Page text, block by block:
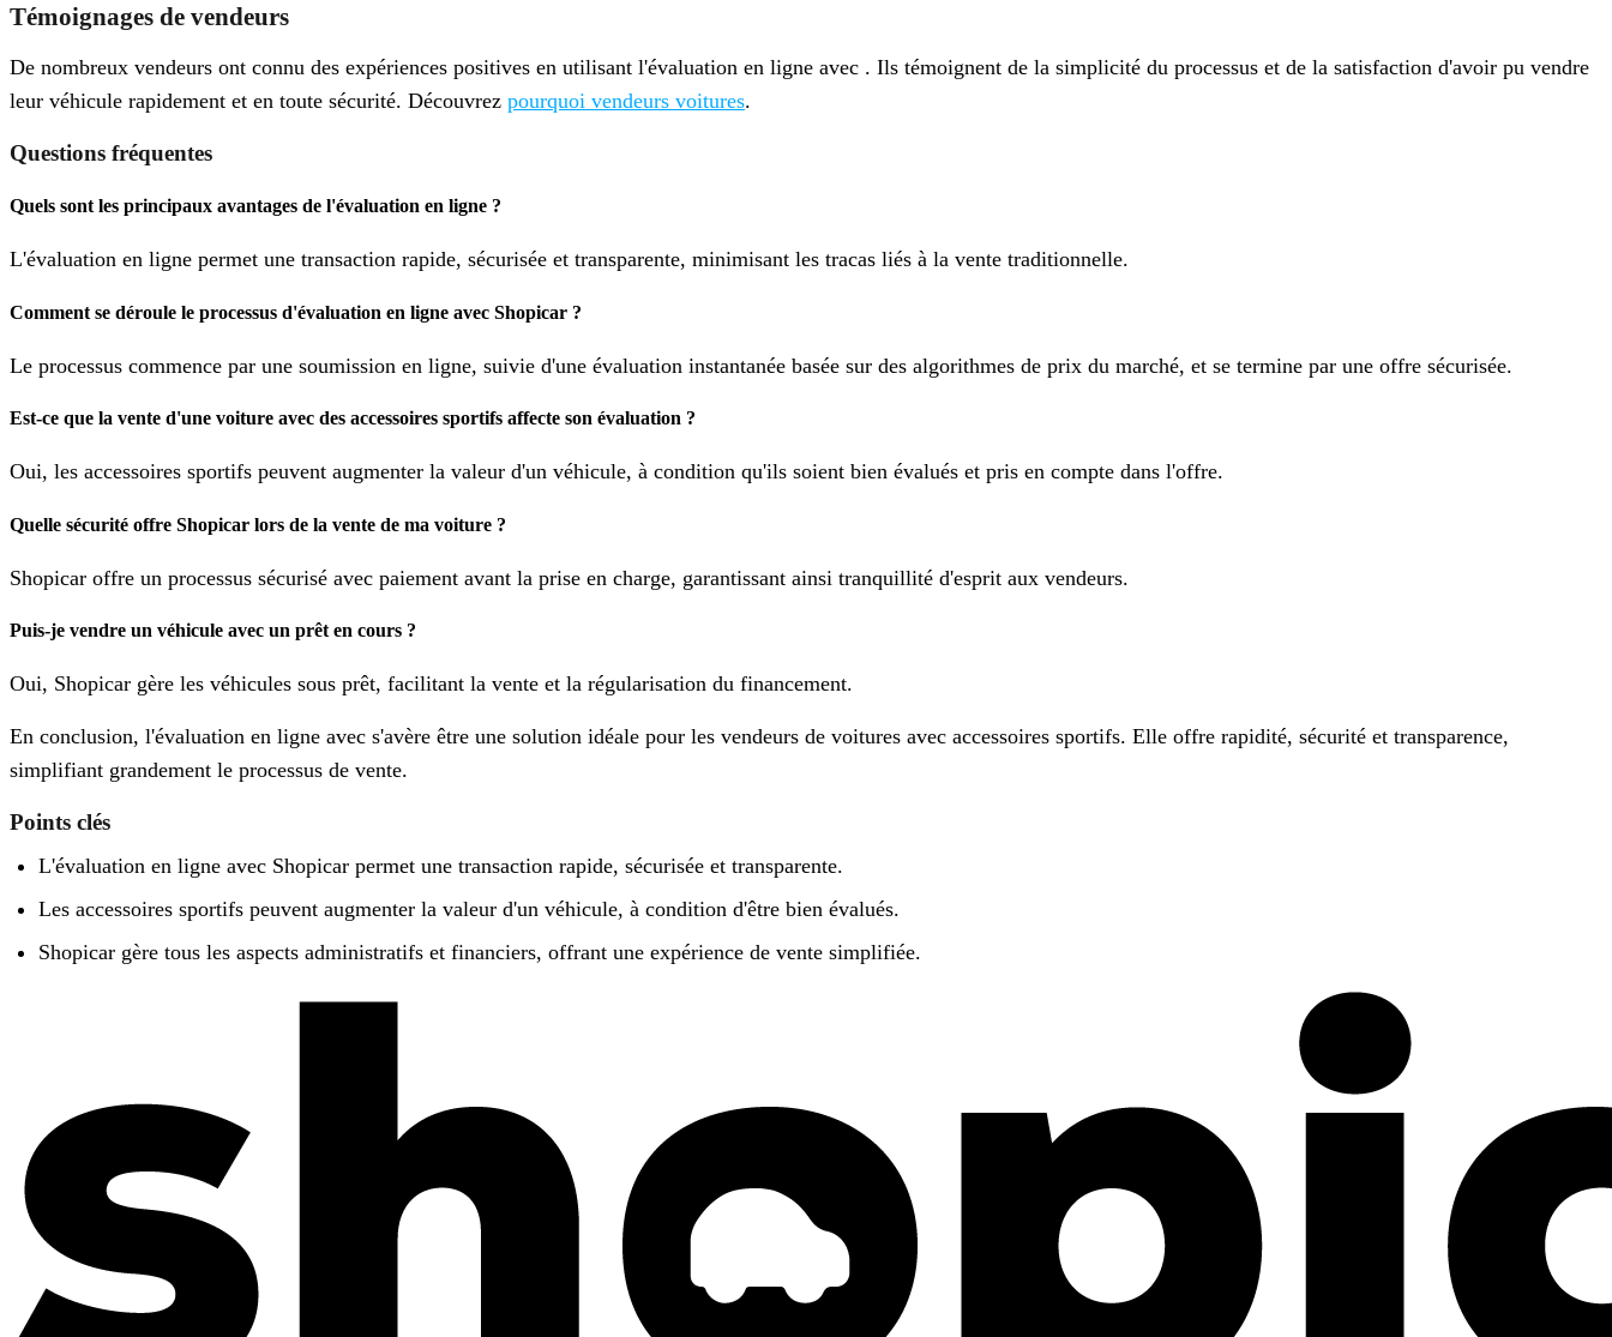
Témoignages de vendeurs
De nombreux vendeurs ont connu des expériences positives en utilisant l'évaluation en ligne avec . Ils témoignent de la simplicité du processus et de la satisfaction d'avoir pu vendre
leur véhicule rapidement et en toute sécurité. Découvrez pourquoi vendeurs voitures.
Questions fréquentes
Quels sont les principaux avantages de l'évaluation en ligne ?
L'évaluation en ligne permet une transaction rapide, sécurisée et transparente, minimisant les tracas liés à la vente traditionnelle.
Comment se déroule le processus d'évaluation en ligne avec Shopicar ?
Le processus commence par une soumission en ligne, suivie d'une évaluation instantanée basée sur des algorithmes de prix du marché, et se termine par une offre sécurisée.
Est-ce que la vente d'une voiture avec des accessoires sportifs affecte son évaluation ?
Oui, les accessoires sportifs peuvent augmenter la valeur d'un véhicule, à condition qu'ils soient bien évalués et pris en compte dans l'offre.
Quelle sécurité offre Shopicar lors de la vente de ma voiture ?
Shopicar offre un processus sécurisé avec paiement avant la prise en charge, garantissant ainsi tranquillité d'esprit aux vendeurs.
Puis-je vendre un véhicule avec un prêt en cours ?
Oui, Shopicar gère les véhicules sous prêt, facilitant la vente et la régularisation du financement.
En conclusion, l'évaluation en ligne avec s'avère être une solution idéale pour les vendeurs de voitures avec accessoires sportifs. Elle offre rapidité, sécurité et transparence,
simplifiant grandement le processus de vente.
Points clés
L'évaluation en ligne avec Shopicar permet une transaction rapide, sécurisée et transparente.
Les accessoires sportifs peuvent augmenter la valeur d'un véhicule, à condition d'être bien évalués.
Shopicar gère tous les aspects administratifs et financiers, offrant une expérience de vente simplifiée.